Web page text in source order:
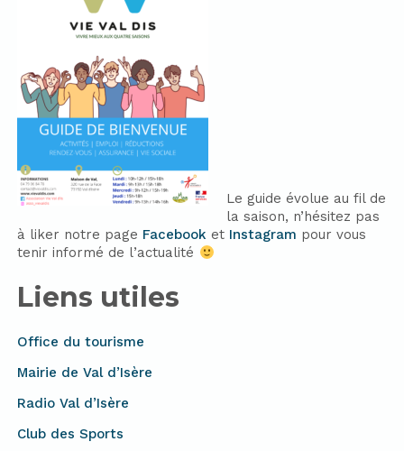
Le guide évolue au fil de
la saison, n’hésitez pas
à liker notre page Facebook et Instagram pour vous
tenir informé de l’actualité
Liens utiles
Office du tourisme
Mairie de Val d’Isère
Radio Val d’Isère
Club des Sports